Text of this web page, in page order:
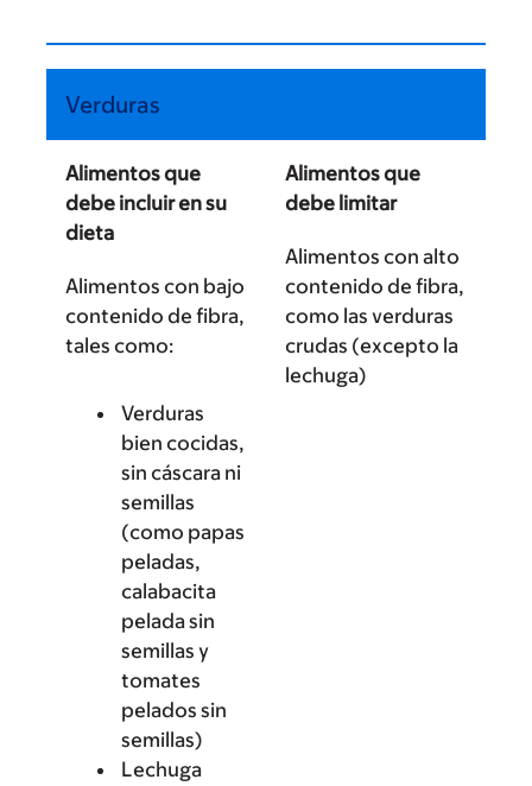
Verduras
Alimentos que
debe incluir en su
dieta
Alimentos con bajo
contenido de fibra,
tales como:
Verduras
bien cocidas,
sin cáscara ni
semillas
(como papas
peladas,
calabacita
pelada sin
semillas y
tomates
pelados sin
semillas)
Lechuga
Alimentos que
debe limitar
Alimentos con alto
contenido de fibra,
como las verduras
crudas (excepto la
lechuga)